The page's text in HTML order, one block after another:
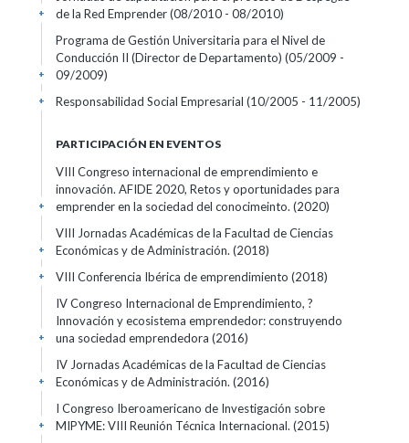
de la Red Emprender(08/2010 - 08/2010)
+
Programa de Gestión Universitaria para el Nivel de
Conducción II (Director de Departamento) (05/2009 -
09/2009)
+
Responsabilidad Social Empresarial (10/2005 - 11/2005)
+
PARTICIPACIÓN EN EVENTOS
VIII Congreso internacional de emprendimiento e
innovación. AFIDE 2020, Retos y oportunidades para
emprender en la sociedad del conocimeinto. (2020)
+
VIII Jornadas Académicas de la Facultad de Ciencias
Económicas y de Administración. (2018)
+
VIII Conferencia Ibérica de emprendimiento (2018)
+
IV Congreso Internacional de Emprendimiento, ?
Innovación y ecosistema emprendedor: construyendo
una sociedad emprendedora (2016)
+
IV Jornadas Académicas de la Facultad de Ciencias
Económicas y de Administración. (2016)
+
I Congreso Iberoamericano de Investigación sobre
MIPYME: VIII Reunión Técnica Internacional. (2015)
+